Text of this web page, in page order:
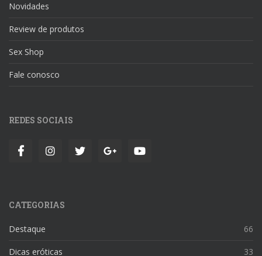
Novidades
Review de produtos
Sex Shop
Fale conosco
REDES SOCIAIS
CATEGORIAS
Destaque 66
Dicas eróticas 33